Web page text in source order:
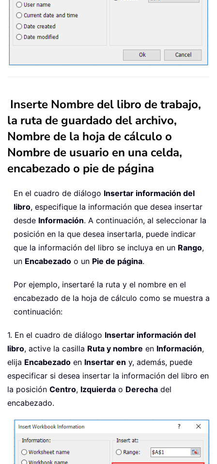
Inserte Nombre del libro de trabajo,
la ruta de guardado del archivo,
Nombre de la hoja de cálculo o
Nombre de usuario en una celda,
encabezado o pie de página
En el cuadro de diálogo Insertar información del
libro, especifique la información que desea insertar
desde Información. A continuación, al seleccionar la
posición en la que desea insertarla, puede indicar
que la información del libro se incluya en un Rango,
un Encabezado o un Pie de página.
Por ejemplo, insertaré la ruta y el nombre en el
encabezado de la hoja de cálculo como se muestra a
continuación:
1. En el cuadro de diálogo Insertar información del
libro, active la casilla Ruta y nombre en Información,
elija Encabezado en Insertar en y, además, puede
especificar si desea insertar la información del libro en
la posición Centro, Izquierda o Derecha del
encabezado.